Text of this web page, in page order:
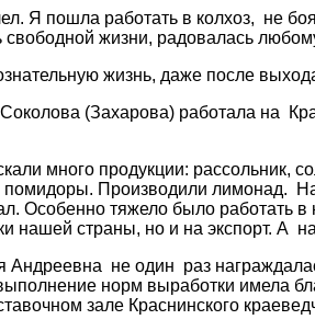
Я пошла работать в колхоз, не
жизни, радовалась
жизнь, даже после
(Захарова) работала на
много продукции: рассольник,
Производили лимонад.
Особенно тяжело было работать
нашей страны, но и на экспорт. А
не один раз
норм выработки имела
зале Краснинского